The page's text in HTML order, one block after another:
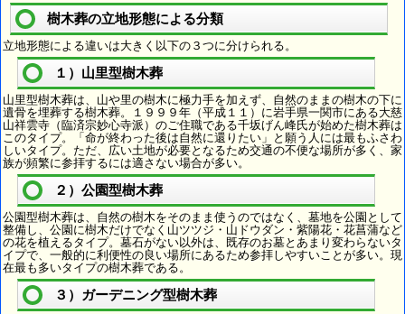
樹木葬の立地形態による分類
立地形態による違いは大きく以下の３つに分けられる。
１）山里型樹木葬
山里型樹木葬は、山や里の樹木に極力手を加えず、自然のままの樹木の下に
遺骨を埋葬する樹木葬。１９９９年（平成１１）に岩手県一関市にある大慈
山祥雲寺（臨済宗妙心寺派）のご住職である千坂げん峰氏が始めた樹木葬は
このタイプ。「命が終わった後は自然に還りたい」と願う人には最もふさわ
しいタイプ。ただ、広い土地が必要となるため交通の不便な場所が多く、家
族が頻繁に参拝するには適さない場合が多い。
２）公園型樹木葬
公園型樹木葬は、自然の樹木をそのまま使うのではなく、墓地を公園として
整備し、公園に樹木だけでなく山ツツジ・山ドウダン・紫陽花・花菖蒲など
の花を植えるタイプ。墓石がない以外は、既存のお墓とあまり変わらないタ
イプで、一般的に利便性の良い場所にあるため参拝しやすいことが多い。現
在最も多いタイプの樹木葬である。
３）ガーデニング型樹木葬